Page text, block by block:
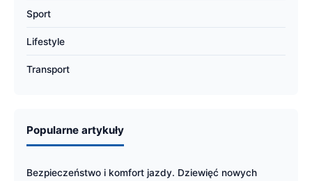
Sport
Lifestyle
Transport
Popularne artykuły
Bezpieczeństwo i komfort jazdy. Dziewięć nowych